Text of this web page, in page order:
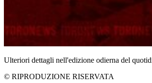
Ulteriori dettagli nell'edizione odierna del
© RIPRODUZIONE RISERVATA